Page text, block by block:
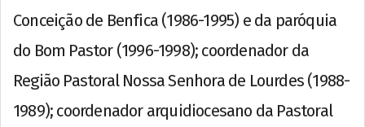
Conceição de Benfica (1986-1995) e da paróquia
do Bom Pastor (1996-1998); coordenador da
Região Pastoral Nossa Senhora de Lourdes (1988-
1989); coordenador arquidiocesano da Pastoral